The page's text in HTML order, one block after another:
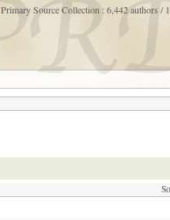
Primary Source Collection : 6,442 authors /